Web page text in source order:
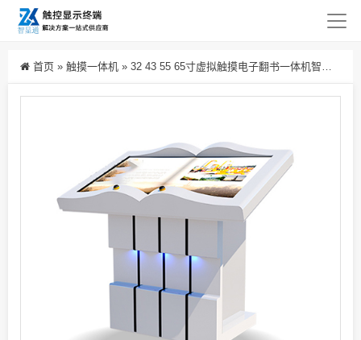
首页 » 触摸一体机 » 32 43 55 65寸虚拟触摸电子翻书一体机智能体感互动红外手势翻书